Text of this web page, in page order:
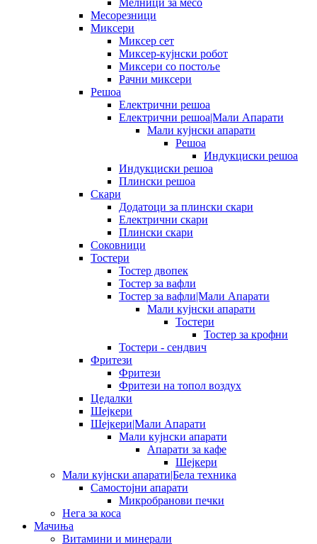
Месорезници
Миксери
Миксер сет
Миксер-кујнски робот
Миксери со постоље
Рачни миксери
Решоа
Електрични решоа
Електрични решоа|Мали Апарати
Мали кујнски апарати
Решоа
Индукциски решоа
Индукциски решоа
Плински решоа
Скари
Додатоци за плински скари
Електрични скари
Плински скари
Соковници
Тостери
Тостер двопек
Тостер за вафли
Тостер за вафли|Мали Апарати
Мали кујнски апарати
Тостери
Тостер за крофни
Тостери - сендвич
Фритези
Фритези
Фритези на топол воздух
Цедалки
Шејкери
Шејкери|Мали Апарати
Мали кујнски апарати
Апарати за кафе
Шејкери
Мали кујнски апарати|Бела техника
Самостојни апарати
Микробранови печки
Нега за коса
Мачиња
Витамини и минерали